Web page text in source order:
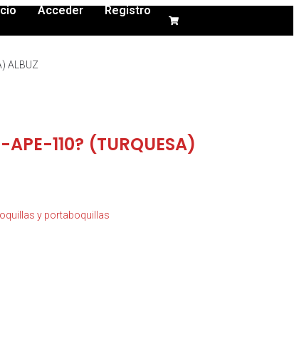
Acceder Registro
ALBUZ
110? (TURQUESA)
y portaboquillas